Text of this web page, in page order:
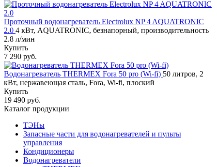
Проточный водонагреватель Electrolux NP 4 AQUATRONIC
2.0 4 кВт, AQUATRONIC, безнапорный, производительность
2.8 л/мин
Купить
7 290 руб.
Водонагреватель THERMEX Fora 50 pro (Wi-fi) 50 литров, 2
кВт, нержавеющая сталь, Fora, Wi-fi, плоский
Купить
19 490 руб.
Каталог продукции
ТЭНы
Запасные части для водонагревателей и пульты
управления
Кондиционеры
Водонагреватели